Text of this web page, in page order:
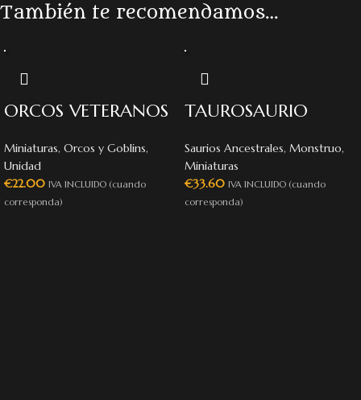
También te recomendamos…
ORCOS VETERANOS
Miniaturas, Orcos y Goblins,
Unidad
€22.00 IVA INCLUIDO (cuando
corresponda)
TAUROSAURIO
Saurios Ancestrales, Monstruo,
Miniaturas
€33.60 IVA INCLUIDO (cuando
corresponda)